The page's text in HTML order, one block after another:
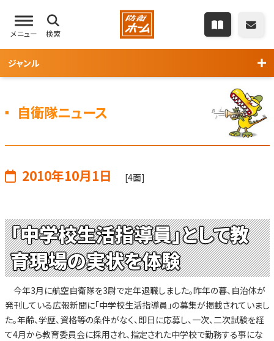
メニュー 検索
ジャンル
自衛隊ニュース
2010年10月1日 [4面]
「中学校生活指導員」として教
育現場の実状を体験
今年3月に航空自衛隊を3尉で定年退職しました。昨年の暮、自治体が
発刊している広報新聞に「中学校生活指導員」の募集が掲載されていまし
た。年齢、学歴、資格等の条件がなく、即日に応募し、一次、二次試験を経
て4月から教育委員会に採用され、指定された中学校で勤務する事にな